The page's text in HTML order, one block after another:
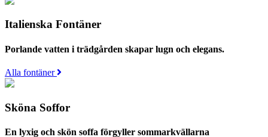
Italienska Fontäner
Porlande vatten i trädgården skapar lugn och elegans.
Alla fontäner
Sköna Soffor
En lyxig och skön soffa förgyller sommarkvällarna